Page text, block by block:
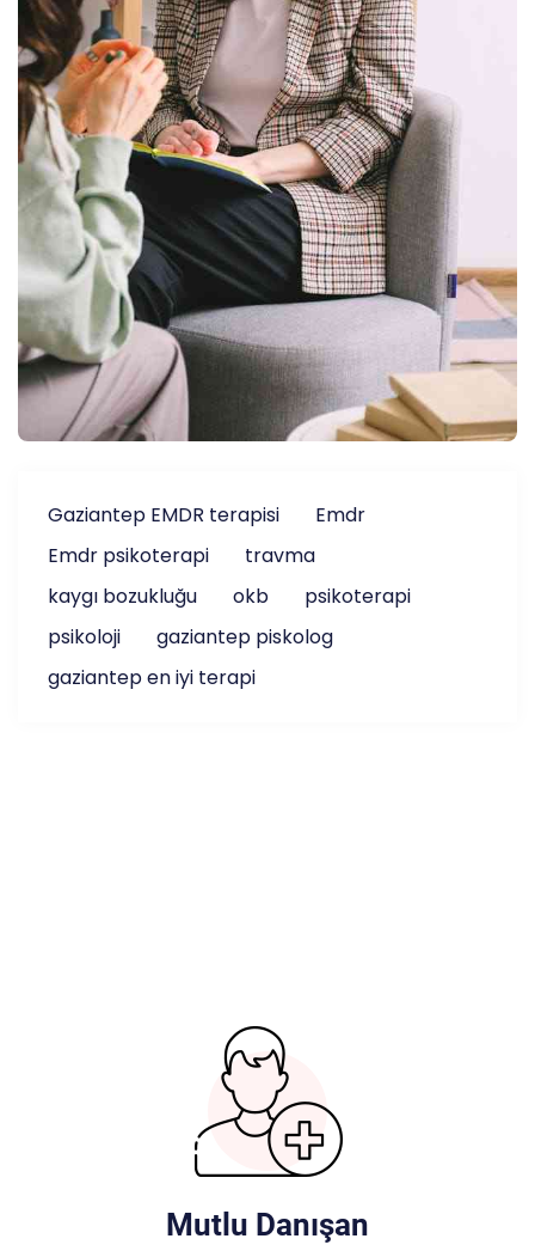
Gaziantep EMDR terapisi
Emdr
Emdr psikoterapi
travma
kaygı bozukluğu
okb
psikoterapi
psikoloji
gaziantep piskolog
gaziantep en iyi terapi
Mutlu Danışan